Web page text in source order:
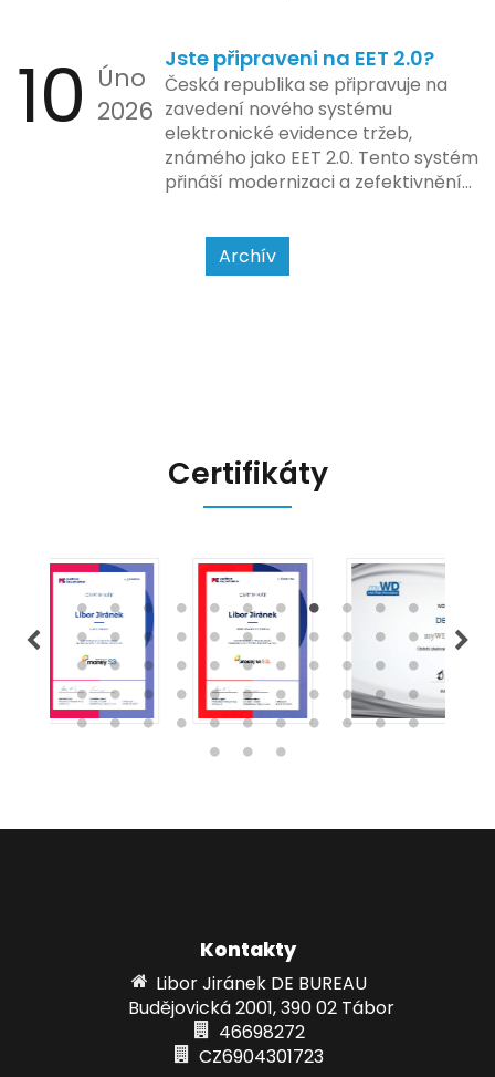
bezhotovostní transakci – nově
se má tato povinnost odvíjet od
povahy podnikatelské činnosti a
způsobu interakce se
zákazníkem.
10 Úno
2026
Jste připraveni na EET 2.0?
Česká republika se připravuje na
zavedení nového systému
elektronické evidence tržeb,
známého jako EET 2.0. Tento systém
přináší modernizaci a zefektivnění
usnadnit život podnikatelům i
kontrolním orgánům. Podívejme se
na hlavní změny, které EET 2.0
Archív
Certifikáty
Kontakty
Libor Jiránek DE BUREAU
Budějovická 2001, 390 02 Tábor
46698272
CZ6904301723